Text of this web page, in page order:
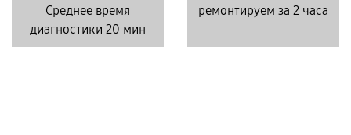
Среднее время
диагностики 20 мин
ремонтируем за 2 часа